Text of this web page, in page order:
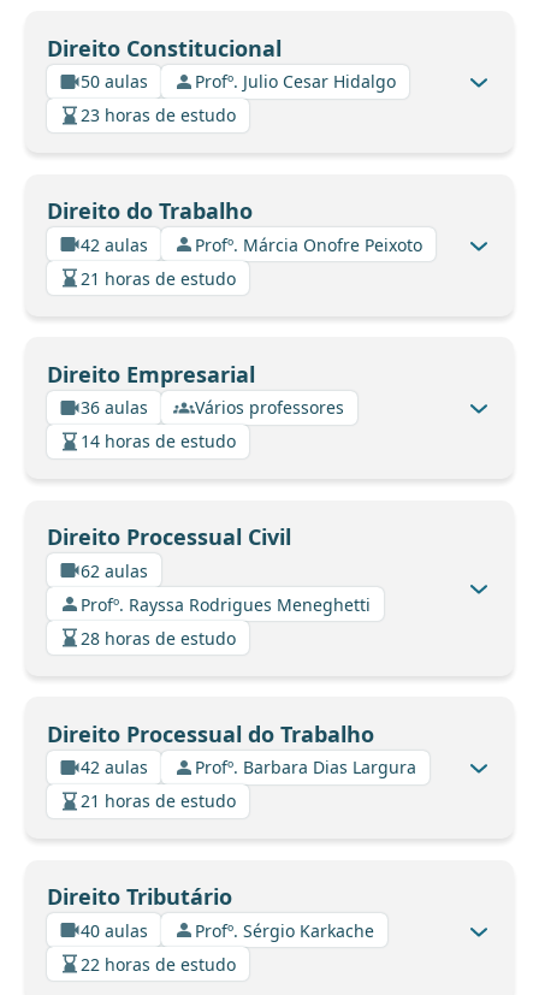
Direito Constitucional
50 aulas
Profº. Julio Cesar Hidalgo
23 horas de estudo
Direito do Trabalho
42 aulas
Profº. Márcia Onofre Peixoto
21 horas de estudo
Direito Empresarial
36 aulas
Vários professores
14 horas de estudo
Direito Processual Civil
62 aulas
Profº. Rayssa Rodrigues Meneghetti
28 horas de estudo
Direito Processual do Trabalho
42 aulas
Profº. Barbara Dias Largura
21 horas de estudo
Direito Tributário
40 aulas
Profº. Sérgio Karkache
22 horas de estudo